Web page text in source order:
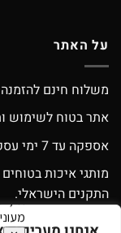
על האתר
משלוח חינם להזמנה מעל
אתר בטוח לשימוש
אספקה עד 7 ימי עסקים.
מותגי איכות
התקנים הישראלי.
אפשרות החלפה /